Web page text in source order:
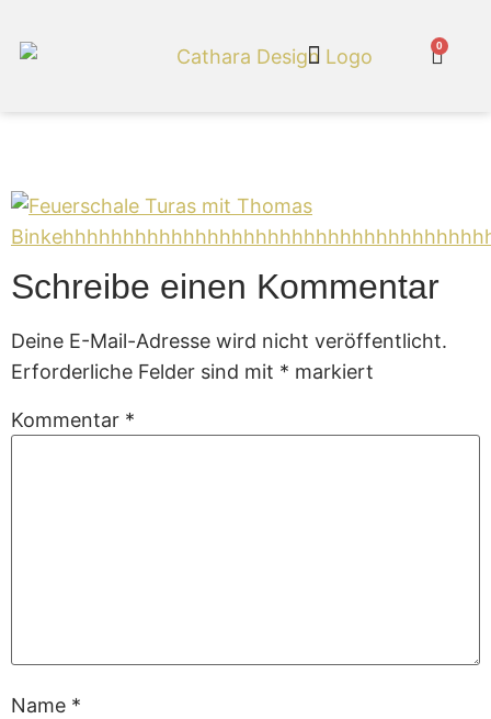
0
Schreibe einen Kommentar
Deine E-Mail-Adresse wird nicht veröffentlicht.
Erforderliche Felder sind mit * markiert
Kommentar *
Name *